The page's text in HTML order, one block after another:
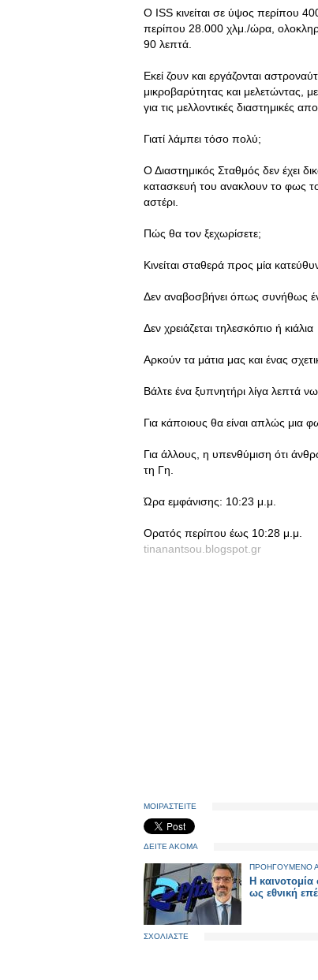
Ο ISS κινείται σε ύψος περίπου
περίπου 28.000 χλμ./ώρα,
90 λεπτά.
Εκεί ζουν και εργάζονται
μικροβαρύτητας και μελετώντας,
για τις μελλοντικές διαστημικές
Γιατί λάμπει τόσο πολύ;
Ο Διαστημικός Σταθμός δεν έχει
κατασκευή του ανακλουν το φως
αστέρι.
Πώς θα τον ξεχωρίσετε;
Κινείται σταθερά προς μία
Δεν αναβοσβήνει όπως συνήθως
Δεν χρειάζεται τηλεσκόπιο ή κιάλια
Αρκούν τα μάτια μας και ένας
Βάλτε ένα ξυπνητήρι λίγα λεπτά
Για κάποιους θα είναι απλώς μια
Για άλλους, η υπενθύμιση ότι
τη Γη.
Ώρα εμφάνισης: 10:23 μ.μ.
Ορατός περίπου έως 10:28 μ.μ.
tinanantsou.blogspot.gr
ΜΟΙΡΑΣΤΕΙΤΕ
ΔΕΙΤΕ ΑΚΟΜΑ
ΠΡΟΗΓΟΥΜΕΝΟ
Η
ως εθνική
ΣΧΟΛΙΑΣΤΕ